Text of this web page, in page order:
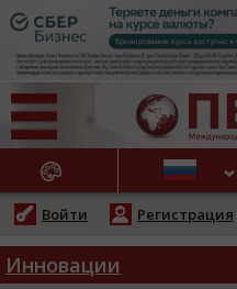
НОВОСТИ
Войти Регистрация
Инновации